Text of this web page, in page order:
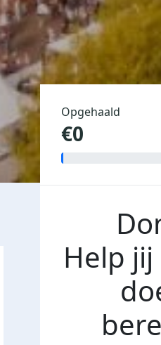
Opgehaald
€0
Help